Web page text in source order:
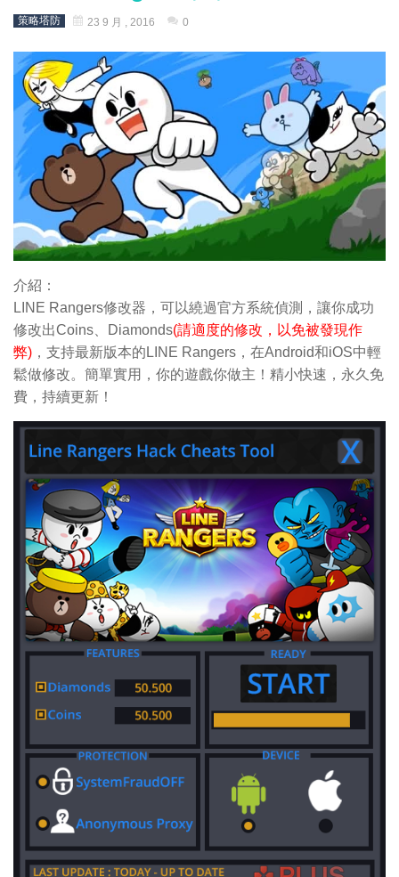
策略塔防 23 9 月 , 2016 0
介紹：
LINE Rangers修改器，可以繞過官方系統偵測，讓你成功
修改出Coins 、Diamonds(請適度的修改，以免被發現作
弊) ，支持最新版本的LINE Rangers，在Android和iOS中輕
鬆做修改。簡單實用，你的遊戲你做主！精小快速，永久免
費，持續更新！